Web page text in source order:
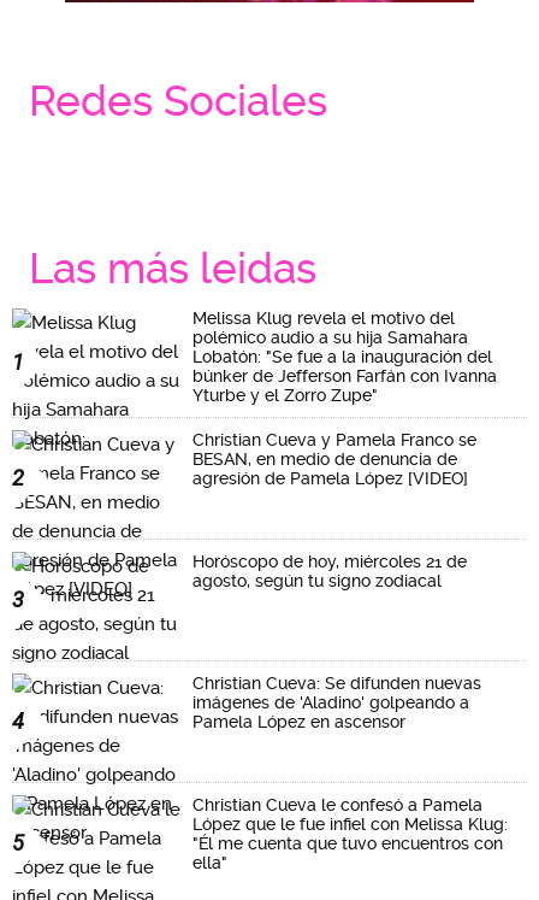
Redes Sociales
Las más leidas
1
Melissa Klug revela el motivo del
polémico audio a su hija Samahara
Lobatón: "Se fue a la inauguración del
búnker de Jefferson Farfán con Ivanna
Yturbe y el Zorro Zupe"
2
Christian Cueva y Pamela Franco se
BESAN, en medio de denuncia de
agresión de Pamela López [VIDEO]
3
Horóscopo de hoy, miércoles 21 de
agosto, según tu signo zodiacal
4
Christian Cueva: Se difunden nuevas
imágenes de 'Aladino' golpeando a
Pamela López en ascensor
5
Christian Cueva le confesó a Pamela
López que le fue infiel con Melissa Klug:
"Él me cuenta que tuvo encuentros con
ella"